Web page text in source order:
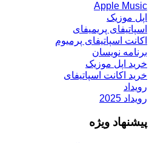
Apple Music
اپل موزیک
اسپاتیفای پریمیفای
اکانت اسپاتیفای پرمیوم
برنامه نویسان
خرید اپل موزیک
خرید اکانت اسپاتیفای
رویداد
رویداد 2025
پیشنهاد ویژه